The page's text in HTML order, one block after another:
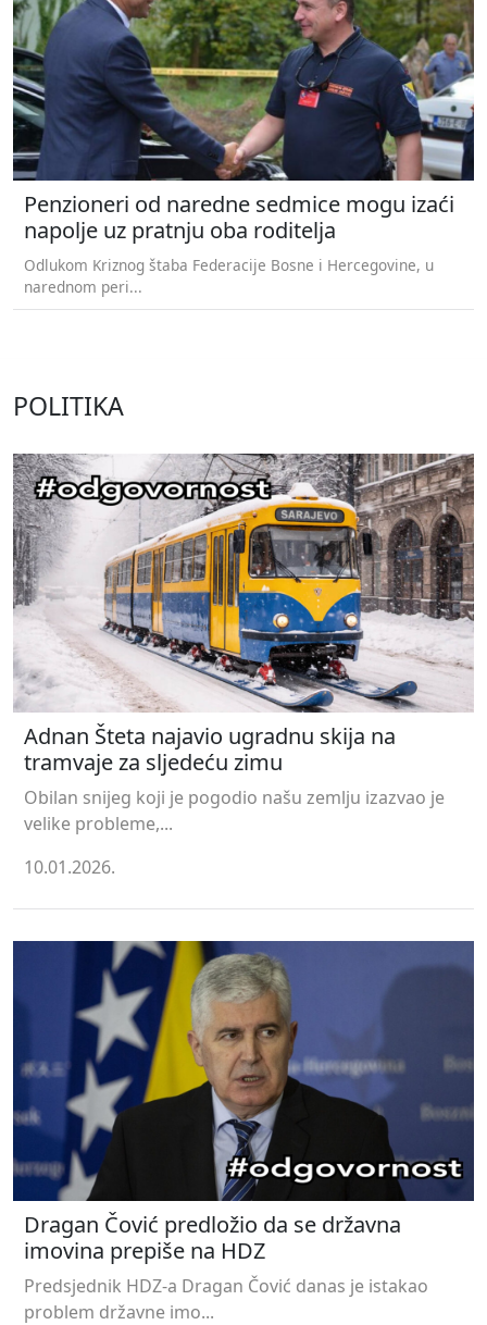
Penzioneri od naredne sedmice mogu izaći
napolje uz pratnju oba roditelja
Odlukom Kriznog štaba Federacije Bosne i Hercegovine, u
narednom peri...
POLITIKA
Adnan Šteta najavio ugradnu skija na
tramvaje za sljedeću zimu
Obilan snijeg koji je pogodio našu zemlju izazvao je
velike probleme,...
10.01.2026.
Dragan Čović predložio da se državna
imovina prepiše na HDZ
Predsjednik HDZ-a Dragan Čović danas je istakao
problem državne imo...